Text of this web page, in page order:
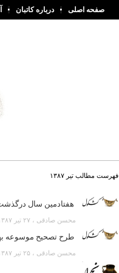
صفحه اصلی درباره کاتبان
فهرست مطالب تير ۱۳۸۷
هفتادمین سال
محسن صادقی ، ۲۷ تير ۱۳۸۷ ساعت ۱۲:۴۵
طرح تصحیح موسوعه
محسن صادقی ، ۲۵ تير ۱۳۸۷ ساعت ۹:۲۶